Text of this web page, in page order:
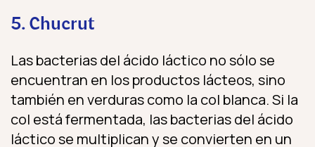
5. Chucrut
Las bacterias del ácido láctico no sólo se
encuentran en los productos lácteos, sino
también en verduras como la col blanca. Si la
col está fermentada, las bacterias del ácido
láctico se multiplican y se convierten en un